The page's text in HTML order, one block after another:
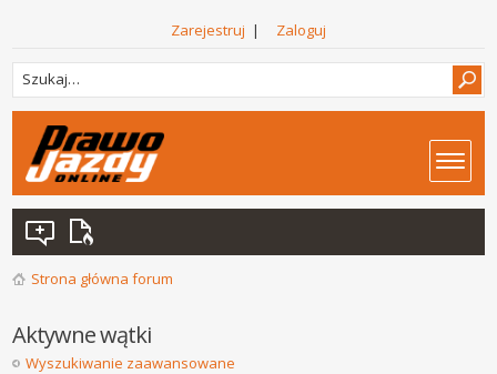
Zarejestruj | Zaloguj
Strona główna forum
Aktywne wątki
Wyszukiwanie zaawansowane